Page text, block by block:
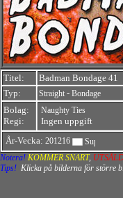
Titel:
Badman Bondage 41
Typ:
Straight - Bondage
Bolag:
Regi:
Naughty Ties
Ingen uppgift
År-Vecka: 201216
Notera! KOMMER SNART,
Tips! Klicka på bilderna för större